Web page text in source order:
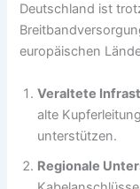
Deutschland ist
europäischen
Veraltete
alte
unterstützen.
Regionale